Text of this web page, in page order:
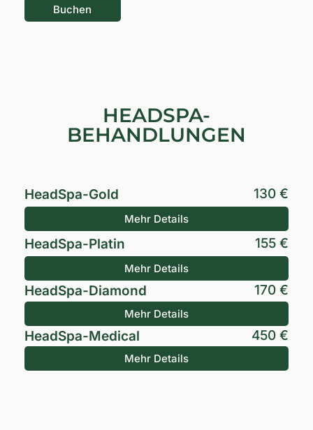
Buchen
HEADSPA-
BEHANDLUNGEN
HeadSpa-Gold 130 €
Mehr Details
HeadSpa-Platin 155 €
Mehr Details
HeadSpa-Diamond 170 €
Mehr Details
HeadSpa-Medical 450 €
Mehr Details